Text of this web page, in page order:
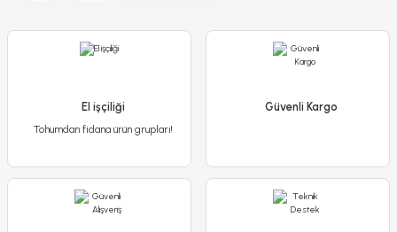
Poliwork Akasya Tekli Kolay Askı Pembe Saksı - 1,50 L
79,90 TL
El işçiliği
Tohumdan fidana ürün grupları!
Güvenli Kargo